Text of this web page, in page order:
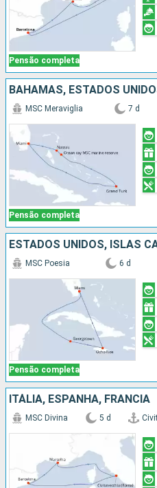
Pensão completa
BAHAMAS, ESTADOS
Pensão completa
MSC Meraviglia 7 d
Pensão completa
MSC Poesia 6 d
ITÁLIA, ESPANHA, FRANCIA
MSC Divina 5 d